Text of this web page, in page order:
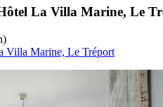
La Villa Marine, Le
Villa Marine, Le Tréport